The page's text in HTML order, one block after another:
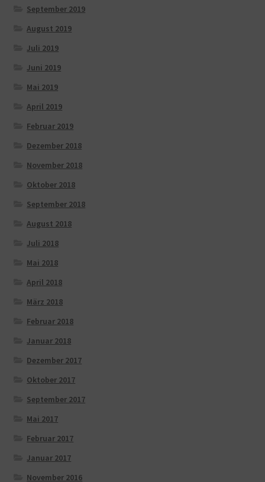
September 2019
August 2019
Juli 2019
Juni 2019
Mai 2019
April 2019
Februar 2019
Dezember 2018
November 2018
Oktober 2018
September 2018
August 2018
Juli 2018
Mai 2018
April 2018
März 2018
Februar 2018
Januar 2018
Dezember 2017
Oktober 2017
September 2017
Mai 2017
Februar 2017
Januar 2017
November 2016